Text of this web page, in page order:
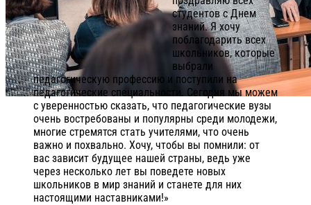
студентов с Днем
знаний. Я хочу
поблагодарить всех
школьников, которые
выбрали
педагогическую профессию и поступили на
педагогические специальности. Сегодня мы можем
с уверенностью сказать, что педагогические вузы
очень востребованы и популярны среди молодежи,
многие стремятся стать учителями, что очень
важно и похвально. Хочу, чтобы вы помнили: от
вас зависит будущее нашей страны, ведь уже
через несколько лет вы поведете новых
школьников в мир знаний и станете для них
настоящими наставниками!»